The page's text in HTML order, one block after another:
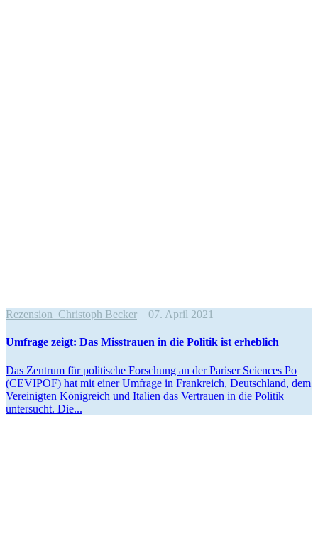
Rezension Christoph Becker 07. April 2021
Umfrage zeigt: Das Misstrauen in die Politik ist erheblich
Das Zentrum für politische Forschung an der Pariser Sciences Po
(CEVIPOF) hat mit einer Umfrage in Frank­reich, Deutschland, dem
Verei­nigten König­reich und Italien das Vertrauen in die Politik
unter­sucht. Die...